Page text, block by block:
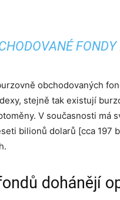
obchodovaných
stejně tak existují
V současnosti má
bilionů dolarů [cca 197
dohánějí